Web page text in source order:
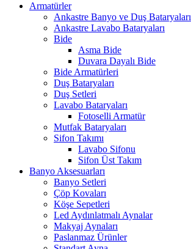
Armatürler
Ankastre Banyo ve Duş Bataryaları
Ankastre Lavabo Bataryaları
Bide
Asma Bide
Duvara Dayalı Bide
Bide Armatürleri
Duş Bataryaları
Duş Setleri
Lavabo Bataryaları
Fotoselli Armatür
Mutfak Bataryaları
Sifon Takımı
Lavabo Sifonu
Sifon Üst Takım
Banyo Aksesuarları
Banyo Setleri
Çöp Kovaları
Köşe Sepetleri
Led Aydınlatmalı Aynalar
Makyaj Aynaları
Paslanmaz Ürünler